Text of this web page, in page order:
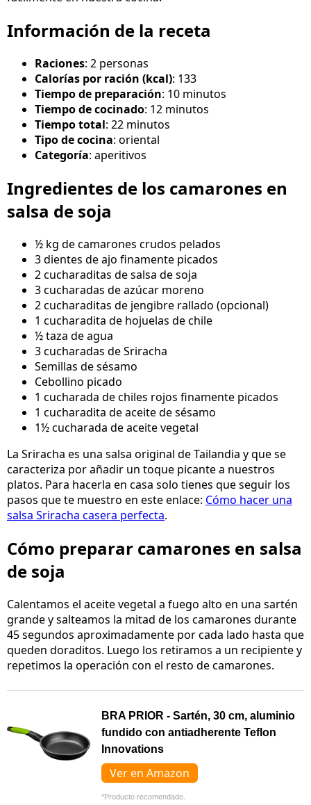
Información de la receta
Raciones: 2 personas
Calorías por ración (kcal): 133
Tiempo de preparación: 10 minutos
Tiempo de cocinado: 12 minutos
Tiempo total: 22 minutos
Tipo de cocina: oriental
Categoría: aperitivos
Ingredientes de los camarones en
salsa de soja
½ kg de camarones crudos pelados
3 dientes de ajo finamente picados
2 cucharaditas de salsa de soja
3 cucharadas de azúcar moreno
2 cucharaditas de jengibre rallado (opcional)
1 cucharadita de hojuelas de chile
½ taza de agua
3 cucharadas de Sriracha
Semillas de sésamo
Cebollino picado
1 cucharada de chiles rojos finamente picados
1 cucharadita de aceite de sésamo
1½ cucharada de aceite vegetal
La Sriracha es una salsa original de Tailandia y que se
caracteriza por añadir un toque picante a nuestros
platos. Para hacerla en casa solo tienes que seguir los
pasos que te muestro en este enlace: Cómo hacer una
salsa Sriracha casera perfecta.
Cómo preparar camarones en salsa
de soja
Calentamos el aceite vegetal a fuego alto en una sartén
grande y salteamos la mitad de los camarones durante
45 segundos aproximadamente por cada lado hasta que
queden doraditos. Luego los retiramos a un recipiente y
repetimos la operación con el resto de camarones.
BRA PRIOR - Sartén, 30 cm, aluminio
fundido con antiadherente Teflon
Innovations
Ver en Amazon
*Producto recomendado.